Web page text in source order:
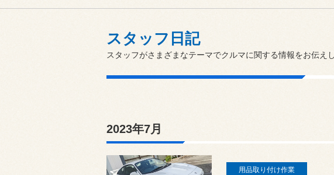
スタッフ日記
スタッフがさまざまなテーマでクルマに関する情報をお伝えし
2023年7月
用品取り付け作業